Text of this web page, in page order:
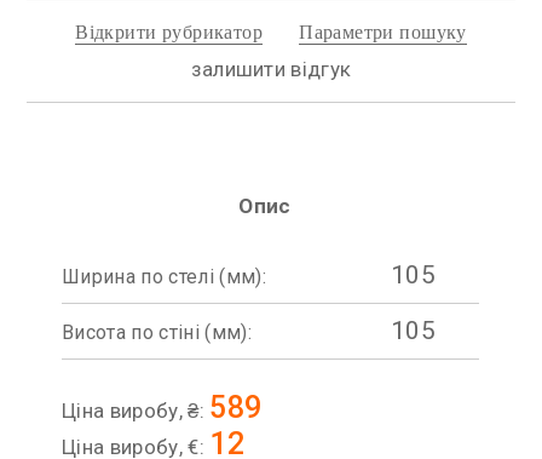
залишити відгук
Відкрити рубрикатор Параметри пошуку
Опис
Ширина по стелі (мм): 105
Висота по стіні (мм): 105
Ціна виробу, ₴: 589
Ціна виробу, €: 12